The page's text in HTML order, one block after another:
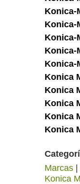
Konica-
Konica-
Konica-
Konica-
Konica-
Konica
Konica
Konica
Konica
Konica
Marcas
Konica